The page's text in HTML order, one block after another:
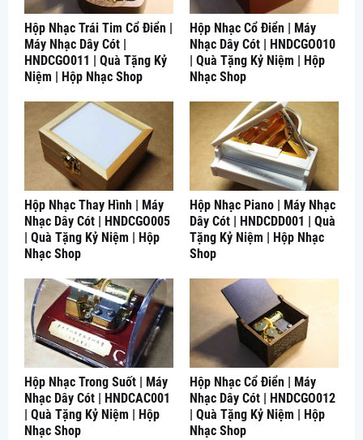
Hộp Nhạc Trái Tim Cổ Điển |
Máy Nhạc Dây Cót |
HNDCGO011 | Quà Tặng Kỷ
Niệm | Hộp Nhạc Shop
Hộp Nhạc Cổ Điển | Máy
Nhạc Dây Cót | HNDCGO010
| Quà Tặng Kỷ Niệm | Hộp
Nhạc Shop
Hộp Nhạc Thay Hình | Máy
Nhạc Dây Cót | HNDCGO005
| Quà Tặng Kỷ Niệm | Hộp
Nhạc Shop
Hộp Nhạc Piano | Máy Nhạc
Dây Cót | HNDCDD001 | Quà
Tặng Kỷ Niệm | Hộp Nhạc
Shop
Hộp Nhạc Trong Suốt | Máy
Nhạc Dây Cót | HNDCAC001
| Quà Tặng Kỷ Niệm | Hộp
Nhạc Shop
Hộp Nhạc Cổ Điển | Máy
Nhạc Dây Cót | HNDCGO012
| Quà Tặng Kỷ Niệm | Hộp
Nhạc Shop